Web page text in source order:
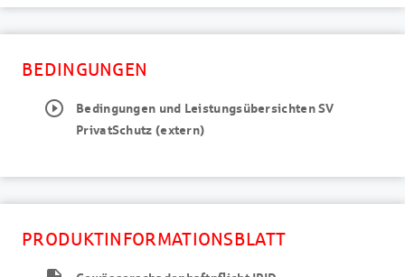
BEDINGUNGEN
play_circle_outline
Bedingungen und Leistungsübersichten SV
PrivatSchutz (extern)
PRODUKTINFORMATIONSBLATT